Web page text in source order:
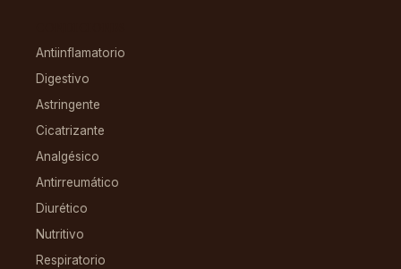
Antiinflamatorio
Digestivo
Astringente
Cicatrizante
Analgésico
Antirreumático
Diurético
Nutritivo
Respiratorio